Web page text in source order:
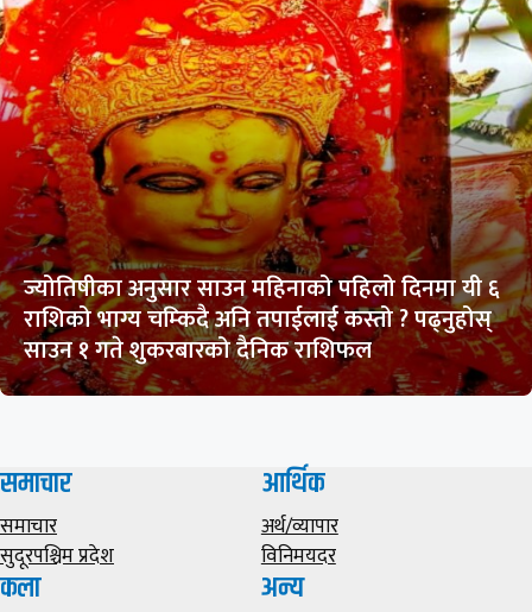
ज्योतिषीका अनुसार साउन महिनाको पहिलो दिनमा यी ६
राशिको भाग्य चम्किदै अनि तपाईलाई कस्तो ? पढ्नुहोस्
साउन १ गते शुकरबारको दैनिक राशिफल
समाचार
समाचार
सुदूरपश्चिम प्रदेश
आर्थिक
अर्थ/व्यापार
विनिमयदर
कला अन्य